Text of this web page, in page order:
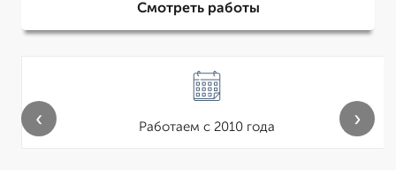
Смотреть работы
Работаем с 2010 года
‹ ›